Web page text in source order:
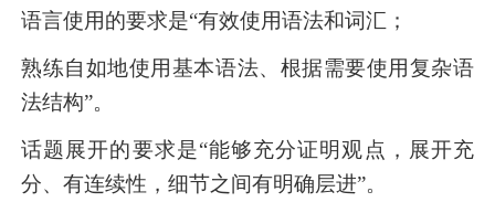
语言使用的要求是“有效使用语法和词汇；
熟练自如地使用基本语法、根据需要使用复杂语
法结构”。
话题展开的要求是“能够充分证明观点，展开充
分、有连续性，细节之间有明确层进”。